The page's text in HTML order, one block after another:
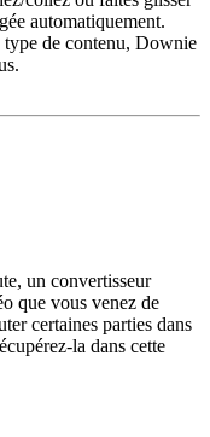
automatiquement.
type de contenu, Downie
un convertisseur
que vous venez de
certaines parties dans
la dans cette